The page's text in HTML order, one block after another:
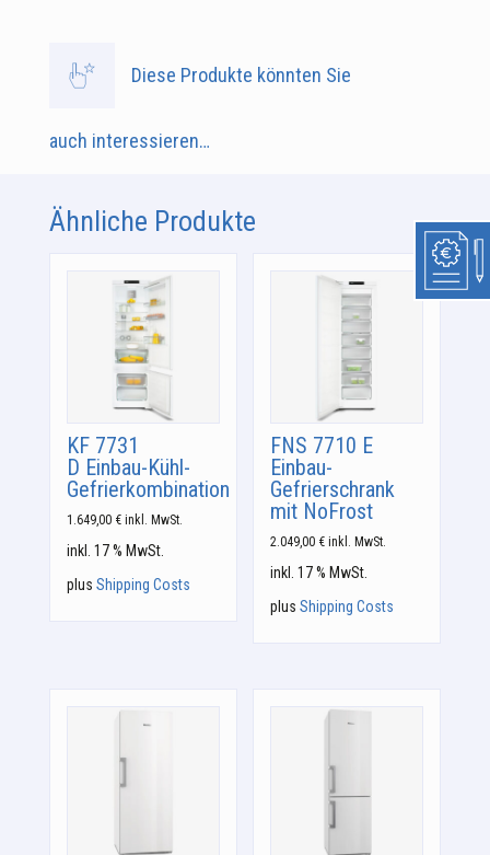
Diese Produkte könnten Sie
auch interessieren…
Ähnliche Produkte
KF 7731
D Einbau-Kühl-
Gefrierkombination
1.649,00 € inkl. MwSt.
inkl. 17 % MwSt.
plus Shipping Costs
FNS 7710 E
Einbau-
Gefrierschrank
mit NoFrost
2.049,00 € inkl. MwSt.
inkl. 17 % MwSt.
plusShipping Costs